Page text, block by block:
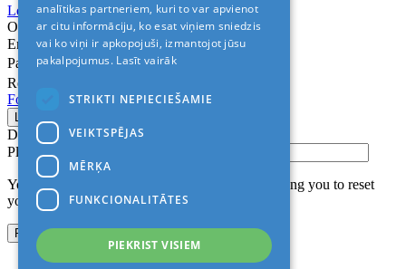
Login with Facebook Login with Google
Or
Email
Password
Remember me
Forgot Password?
Don’t have an account?
Please confirm login email below
You will receive an email containing a link allowing you to reset
your password to a new preferred one.
analītikas partneriem, kuri to var apvienot
ar citu informāciju, ko esat viņiem sniedzis
vai ko viņi ir apkopojuši, izmantojot jūsu
pakalpojumus. Lasīt vairāk
STRIKTI NEPIECIEŠAMIE
VEIKTSPĒJAS
MĒRĶA
FUNKCIONALITĀTES
PIEKRIST VISIEM